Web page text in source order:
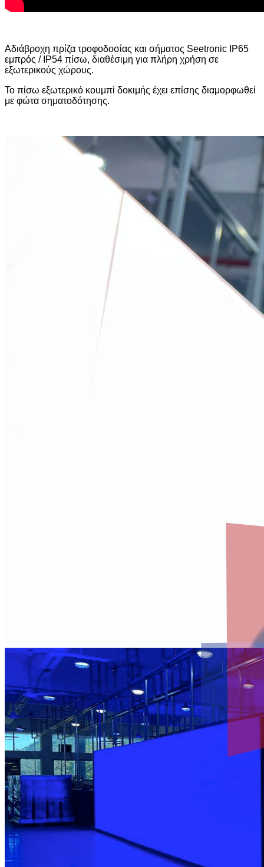
Αδιάβροχη πρίζα τροφοδοσίας και σήματος Seetronic IP65
εμπρός / IP54 πίσω, διαθέσιμη για πλήρη χρήση σε
εξωτερικούς χώρους.
Το πίσω εξωτερικό κουμπί δοκιμής έχει επίσης διαμορφωθεί
με φώτα σηματοδότησης.